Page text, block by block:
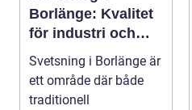
Borlänge: Kvalitet
för industri och
konstruktion
Svetsning i Borlänge är
ett område där både
traditionell